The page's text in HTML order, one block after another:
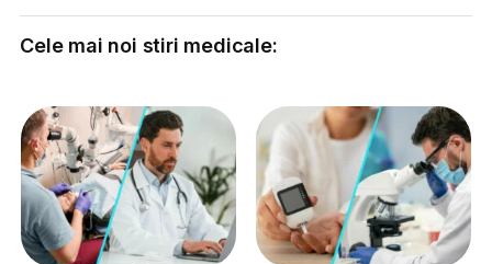
Cele mai noi stiri medicale: